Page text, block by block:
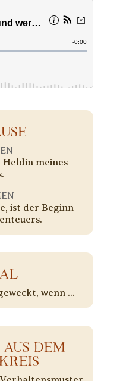
meines
ist der Beginn
wenn ...
DEM